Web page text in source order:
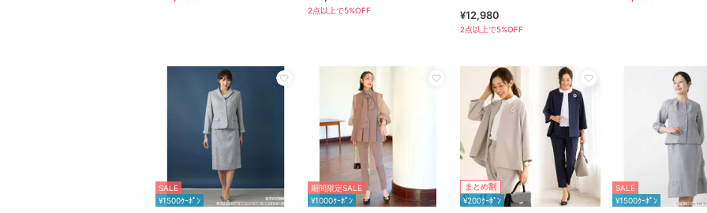
2点以上で5%OFF ¥12,980
2点以上で5%OFF
SALE
¥1500ｸｰﾎﾟﾝ
期間限定SALE
¥1000ｸｰﾎﾟﾝ
まとめ割
¥200ｸｰﾎﾟﾝ
SALE
¥1500ｸｰﾎﾟﾝ